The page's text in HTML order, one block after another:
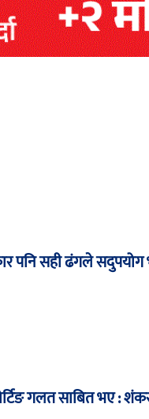
पनि सही ढंगले सदुपयोग
गलत साबित भए :